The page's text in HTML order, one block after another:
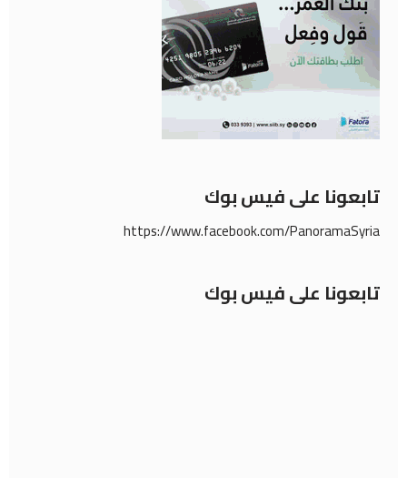
تابعونا على فيس بوك
https://www.facebook.com/PanoramaSyria
تابعونا على فيس بوك